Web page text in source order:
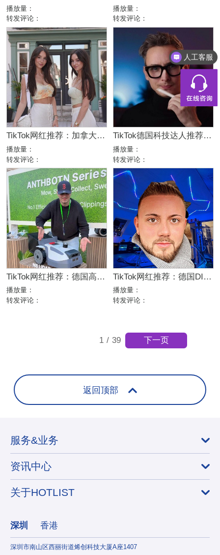
播放量：
转发评论：
播放量：
转发评论：
TikTok网红推荐：加拿大高互动双胞胎博主，77万粉生活方式达人合作
播放量：
转发评论：
TikTok德国科技达人推荐：18万粉消费电子产品硬核测评博主
播放量：
转发评论：
TikTok网红推荐：德国高互动家居家电测评选品达人
播放量：
转发评论：
TikTok网红推荐：德国DIY房屋改造博主，20万粉电竞房灯光达人合作
播放量：
转发评论：
1 / 39 下一页
返回顶部
服务&业务
资讯中心
关于HOTLIST
深圳 香港
深圳市南山区西丽街道烯创科技大厦A座1407
人工客服